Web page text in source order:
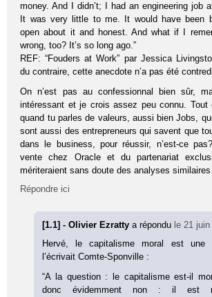
money. And I didn’t; I had an engineering job
It was very little to me. It would have been
open about it and honest. And what if I
wrong, too? It’s so long ago.”
REF: “Fouders at Work” par Jessica
du contraire, cette anecdote n’a pas été
On n’est pas au confessionnal bien sûr,
intéressant et je crois assez peu connu. Tout
quand tu parles de valeurs, aussi bien Jobs,
sont aussi des entrepreneurs qui savent que
dans le business, pour réussir, n’est-ce
vente chez Oracle et du partenariat
mériteraient sans doute des analyses
Répondre ici
[1.1] - Olivier Ezrattya répondu le 21
Hervé, le capitalisme moral est une
l’écrivait Comte-Sponville :
“A la question : le capitalisme est-il
donc évidemment non : il est